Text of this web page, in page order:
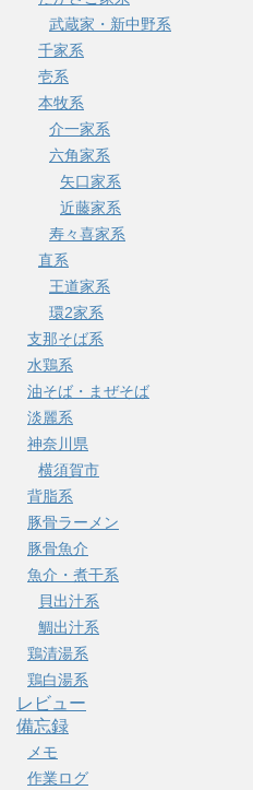
武蔵家・新中野系
千家系
壱系
本牧系
介一家系
六角家系
矢口家系
近藤家系
寿々喜家系
直系
王道家系
環2家系
支那そば系
水鶏系
油そば・まぜそば
淡麗系
神奈川県
横須賀市
背脂系
豚骨ラーメン
豚骨魚介
魚介・煮干系
貝出汁系
鯛出汁系
鶏清湯系
鶏白湯系
レビュー
備忘録
メモ
作業ログ